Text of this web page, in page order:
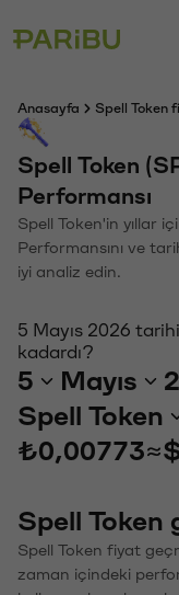
Anasayfa Spell Token
Spell Token
Performansı
Spell Token'in yıllar
Performansını ve
iyi analiz edin.
5 Mayıs 2026
kadardı?
5 Mayıs
Spell Token
₺0,00773≈
Spell Token
Spell Token fiyat
zaman içindeki